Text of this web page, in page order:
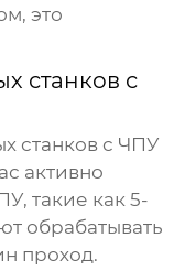
это
станков с
станков с ЧПУ
активно
такие как 5-
обрабатывать
проход.